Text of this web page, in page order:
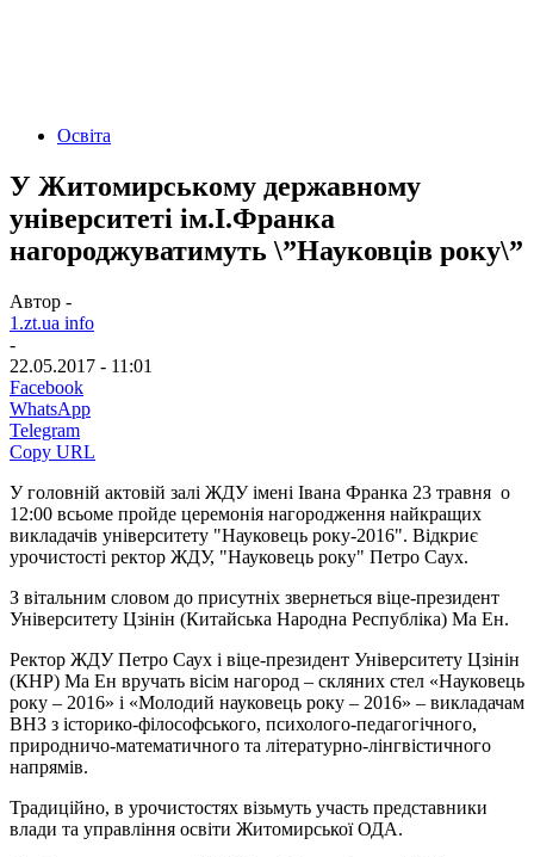
Освіта
У Житомирському державному
університеті ім.І.Франка
нагороджуватимуть \”Науковців року\”
Автор -
1.zt.ua info
-
22.05.2017 - 11:01
Facebook
WhatsApp
Telegram
Copy URL
У головній актовій залі ЖДУ імені Івана Франка 23 травня о
12:00 всьоме пройде церемонія нагородження найкращих
викладачів університету "Науковець року-2016". Відкриє
урочистості ректор ЖДУ, "Науковець року" Петро Саух.
З вітальним словом до присутніх звернеться віце-президент
Університету Цзінін (Китайська Народна Республіка) Ма Ен.
Ректор ЖДУ Петро Саух і віце-президент Університету Цзінін
(КНР) Ма Ен вручать вісім нагород – скляних стел «Науковець
року – 2016» і «Молодий науковець року – 2016» – викладачам
ВНЗ з історико-філософського, психолого-педагогічного,
природничо-математичного та літературно-лінгвістичного
напрямів.
Традиційно, в урочистостях візьмуть участь представники
влади та управління освіти Житомирської ОДА.